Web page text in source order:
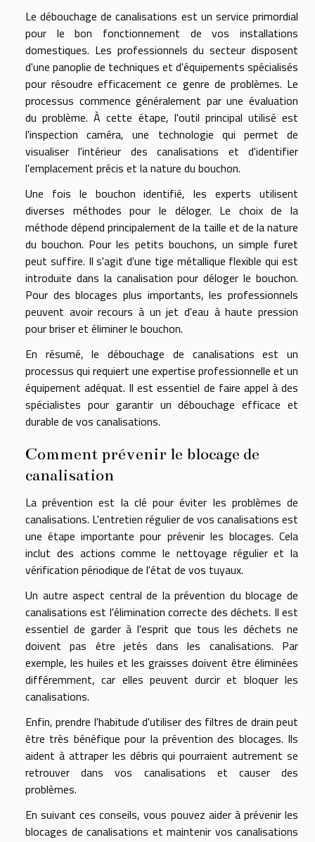
Le débouchage de canalisations est un service primordial
pour le bon fonctionnement de vos installations
domestiques. Les professionnels du secteur disposent
d'une panoplie de techniques et d'équipements spécialisés
pour résoudre efficacement ce genre de problèmes. Le
processus commence généralement par une évaluation
du problème. À cette étape, l'outil principal utilisé est
l'inspection caméra, une technologie qui permet de
visualiser l'intérieur des canalisations et d'identifier
l'emplacement précis et la nature du bouchon.
Une fois le bouchon identifié, les experts utilisent
diverses méthodes pour le déloger. Le choix de la
méthode dépend principalement de la taille et de la nature
du bouchon. Pour les petits bouchons, un simple furet
peut suffire. Il s'agit d'une tige métallique flexible qui est
introduite dans la canalisation pour déloger le bouchon.
Pour des blocages plus importants, les professionnels
peuvent avoir recours à un jet d'eau à haute pression
pour briser et éliminer le bouchon.
En résumé, le débouchage de canalisations est un
processus qui requiert une expertise professionnelle et un
équipement adéquat. Il est essentiel de faire appel à des
spécialistes pour garantir un débouchage efficace et
durable de vos canalisations.
Comment prévenir le blocage de
canalisation
La prévention est la clé pour éviter les problèmes de
canalisations. L'entretien régulier de vos canalisations est
une étape importante pour prévenir les blocages. Cela
inclut des actions comme le nettoyage régulier et la
vérification périodique de l'état de vos tuyaux.
Un autre aspect central de la prévention du blocage de
canalisations est l'élimination correcte des déchets. Il est
essentiel de garder à l'esprit que tous les déchets ne
doivent pas être jetés dans les canalisations. Par
exemple, les huiles et les graisses doivent être éliminées
différemment, car elles peuvent durcir et bloquer les
canalisations.
Enfin, prendre l'habitude d'utiliser des filtres de drain peut
être très bénéfique pour la prévention des blocages. Ils
aident à attraper les débris qui pourraient autrement se
retrouver dans vos canalisations et causer des
problèmes.
En suivant ces conseils, vous pouvez aider à prévenir les
blocages de canalisations et maintenir vos canalisations